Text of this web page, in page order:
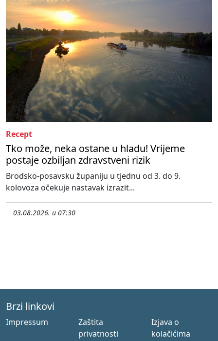
Recept
Tko može, neka ostane u hladu! Vrijeme
postaje ozbiljan zdravstveni rizik
Brodsko-posavsku županiju u tjednu od 3. do 9.
kolovoza očekuje nastavak izrazit...
03.08.2026. u 07:30
Brzi linkovi
Impressum
Zaštita
privatnosti
Izjava o
kolačićima